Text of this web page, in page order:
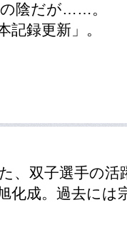
陰だが……。
記録更新」。
、双子選手の活
化成。過去には